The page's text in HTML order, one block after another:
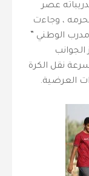
عصر
، وجاءت
مدرب الوطني ”
الجوانب
نقل الكرة
العرضية.